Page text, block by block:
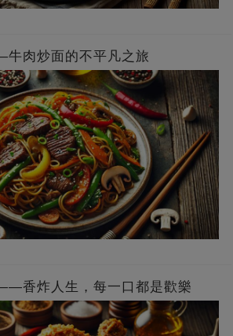
肉炒面的不平凡之旅
香炸人生，每一口都是歡樂